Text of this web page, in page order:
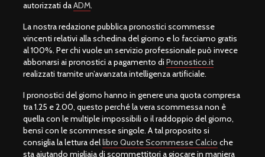
autorizzati daADM.
La nostra redazione pubblica pronostici scommesse
vincenti relativi alla schedina del giorno e lo facciamo gratis
al 100%. Per chi vuole un servizio professionale può invece
abbonarsi ai pronostici a pagamento di Pronostico.it
realizzati tramite un’avanzata intelligenza artificiale.
I pronostici del giorno hanno in genere una quota compresa
tra 1.25 e 2.00, questo perché la vera scommessa non è
quella con le multiple impossibili o il raddoppio del giorno,
bensì con le scommesse singole. A tal proposito si
consiglia la lettura dellibro Quote Scommesse Calcio che
sta aiutando migliaia di scommettitori a giocare in maniera